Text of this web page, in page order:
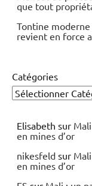
que tout
Tontine
revient en force
Catégories
Elisabeth sur
en mines d’or
nikesfeld sur
en mines d’or